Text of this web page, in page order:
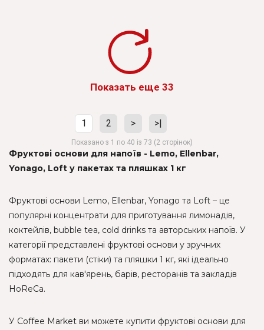
Показать еще 33
1 2 > >|
Показано з 1 по 40 із 73 (2 сторінок)
Фруктові основи для напоїв - Lemo, Ellenbar,
Yonago, Loft у пакетах та пляшках 1 кг
Фруктові основи Lemo, Ellenbar, Yonago та Loft – це
популярні концентрати для приготування лимонадів,
коктейлів, bubble tea, cold drinks та авторських напоїв. У
категорії представлені фруктові основи у зручних
форматах: пакети (стіки) та пляшки 1 кг, які ідеально
підходять для кав'ярень, барів, ресторанів та закладів
HoReCa.
У Coffee Market ви можете купити фруктові основи для